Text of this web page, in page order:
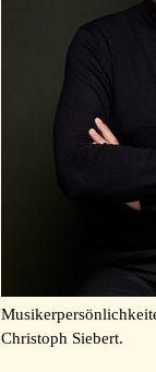
Christoph Siebert.